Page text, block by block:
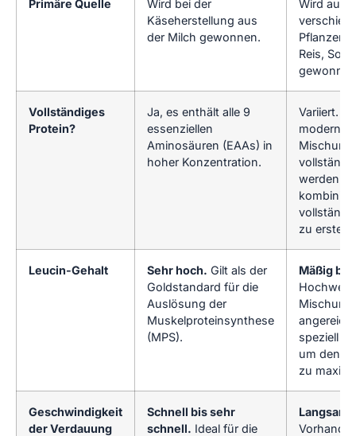
Primäre Quelle
Wird bei der
Käseherstellung aus
der Milch gewonnen.
Wird aus
Pflanzen
Reis,
Vollständiges
Protein?
Ja, es enthält alle 9
essenziellen
Aminosäuren (EAAs) in
hoher Konzentration.
Variiert.
moderne
werden
zu
Leucin-Gehalt Sehr hoch. Gilt als der
Goldstandard für die
Auslösung der
Muskelproteinsynthese
(MPS).
Mäßig bis
speziell
um den
zu
Geschwindigkeit
der Verdauung
Schnell bis sehr
schnell. Ideal für die